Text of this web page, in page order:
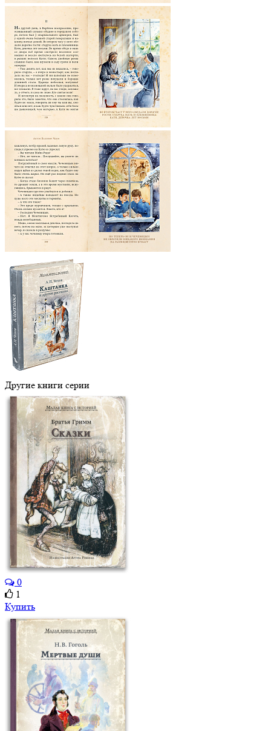
Другие книги серии
0
1
Купить